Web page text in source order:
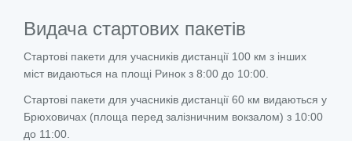
Видача стартових пакетів
Стартові пакети для учасників дистанції 100 км з інших
міст видаються на площі Ринок з 8:00 до 10:00.
Стартові пакети для учасників дистанції 60 км видаються у
Брюховичах (площа перед залізничним вокзалом) з 10:00
до 11:00.